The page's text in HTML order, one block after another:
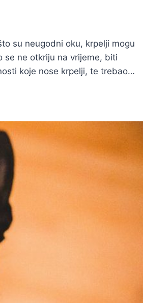
su neugodni oku, krpelji mogu
se ne otkriju na vrijeme, biti
koje nose krpelji, te trebao…